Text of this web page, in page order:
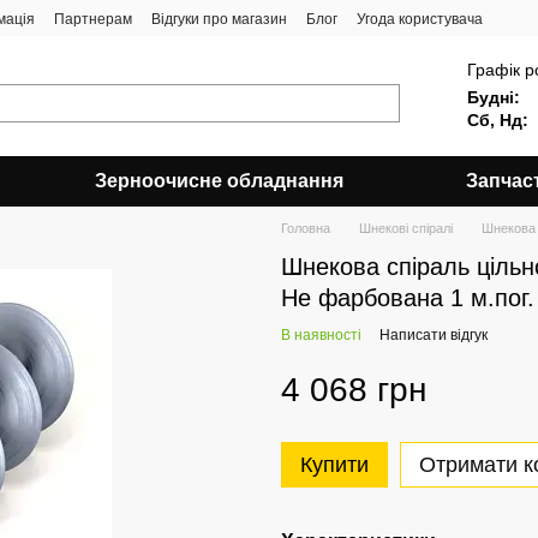
Партнерам Відгуки про магазин Блог Угода користувача
Графік
Будні:
Сб, Нд:
Зерноочисне обладнання
Головна Шнекові спіралі Шнекова
Шнекова спіраль
Не фарбована 1 м.пог.
В наявності Написати відгук
4 068 грн
Купити Отримати